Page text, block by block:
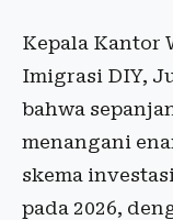
Kepala Kantor
Imigrasi DIY,
bahwa
menangani
skema
pada 2026,